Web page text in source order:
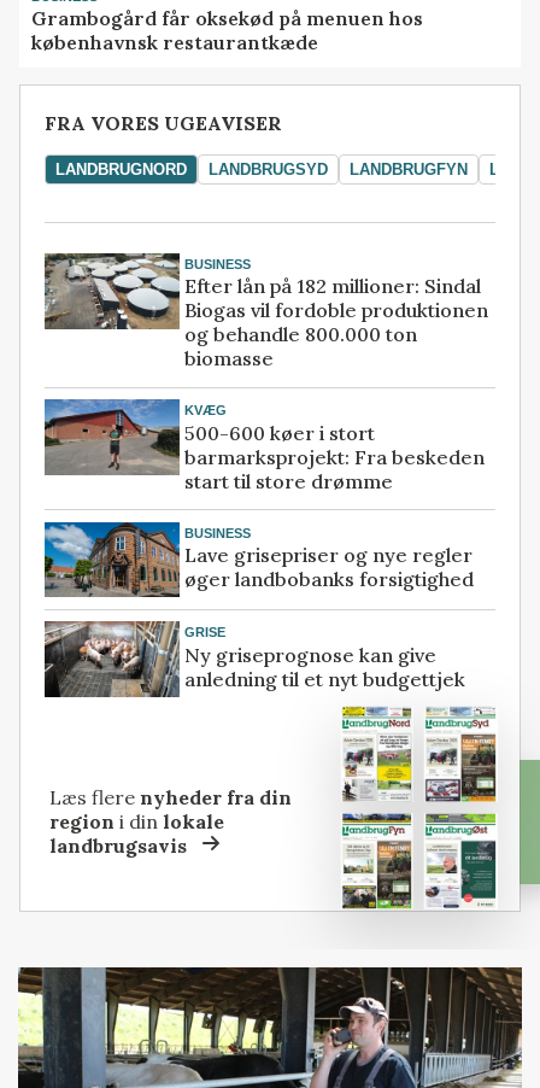
Grambogård får oksekød på menuen hos
københavnsk restaurantkæde
FRA VORES UGEAVISER
LANDBRUGNORD LANDBRUGSYD LANDBRUGFYN
BUSINESS
Efter lån på 182 millioner: Sindal
Biogas vil fordoble produktionen
og behandle 800.000 ton
biomasse
KVÆG
500-600 køer i stort
barmarksprojekt: Fra beskeden
start til store drømme
BUSINESS
Lave grisepriser og nye regler
øger landbobanks forsigtighed
GRISE
Ny griseprognose kan give
anledning til et nyt budgettjek
Læs flere nyheder fra din
region i dinlokale
landbrugsavis